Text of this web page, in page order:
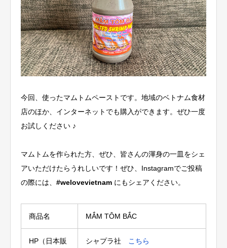
今回、使ったマムトムペーストです。地域のベトナム食材
店のほか、インターネットでも購入ができます。ぜひ一度
お試しください ♪
マムトムを作られた方、ぜひ、皆さんの渾身の一皿をシェ
アいただけたらうれしいです！ぜひ、Instagramでご投稿
の際には、 #welovevietnam にもシェアください。
商品名 MẮM TÔM BẮC
HP（日本販 シャプラ社 こちら